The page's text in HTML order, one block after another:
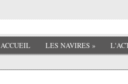
ACCUEIL LES NAVIRES »